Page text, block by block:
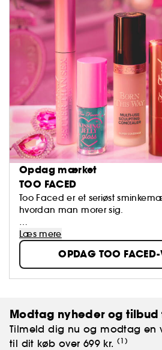
Opdag mærket
TOO FACED
Too Faced er et seriøst
hvordan man morer sig.
Too Faced tror på makeuppens
Vi opfordrer kvinder til at
kreativitet og frihed til at
nogensinde før. Vi bruger de
ingredienser til at skabe
Læs mere
OPDAG TOO FACED-
Modtag nyheder og tilbud
Tilmeld dig nu og modtag en
til dit køb over 699 kr. (1)